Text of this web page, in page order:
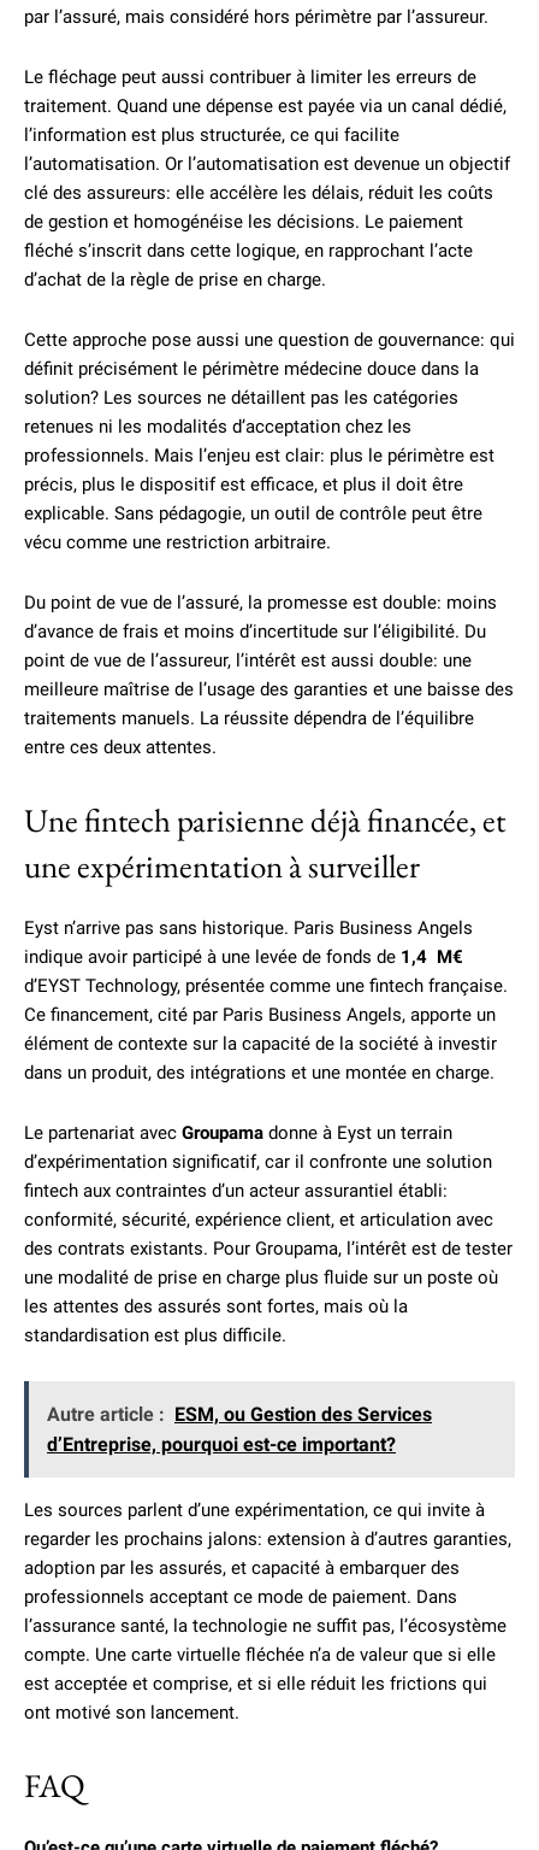
par l’assuré, mais considéré hors périmètre par l’assureur.
Le fléchage peut aussi contribuer à limiter les erreurs de
traitement. Quand une dépense est payée via un canal dédié,
l’information est plus structurée, ce qui facilite
l’automatisation. Or l’automatisation est devenue un objectif
clé des assureurs: elle accélère les délais, réduit les coûts
de gestion et homogénéise les décisions. Le paiement
fléché s’inscrit dans cette logique, en rapprochant l’acte
d’achat de la règle de prise en charge.
Cette approche pose aussi une question de gouvernance: qui
définit précisément le périmètre médecine douce dans la
solution? Les sources ne détaillent pas les catégories
retenues ni les modalités d’acceptation chez les
professionnels. Mais l’enjeu est clair: plus le périmètre est
précis, plus le dispositif est efficace, et plus il doit être
explicable. Sans pédagogie, un outil de contrôle peut être
vécu comme une restriction arbitraire.
Du point de vue de l’assuré, la promesse est double: moins
d’avance de frais et moins d’incertitude sur l’éligibilité. Du
point de vue de l’assureur, l’intérêt est aussi double: une
meilleure maîtrise de l’usage des garanties et une baisse des
traitements manuels. La réussite dépendra de l’équilibre
entre ces deux attentes.
Une fintech parisienne déjà financée, et
une expérimentation à surveiller
Eyst n’arrive pas sans historique. Paris Business Angels
indique avoir participé à une levée de fonds de 1,4 M€
d’EYST Technology, présentée comme une fintech française.
Ce financement, cité par Paris Business Angels, apporte un
élément de contexte sur la capacité de la société à investir
dans un produit, des intégrations et une montée en charge.
Le partenariat avec Groupama donne à Eyst un terrain
d’expérimentation significatif, car il confronte une solution
fintech aux contraintes d’un acteur assurantiel établi:
conformité, sécurité, expérience client, et articulation avec
des contrats existants. Pour Groupama, l’intérêt est de tester
une modalité de prise en charge plus fluide sur un poste où
les attentes des assurés sont fortes, mais où la
standardisation est plus difficile.
Autre article : ESM, ou Gestion des Services
d’Entreprise, pourquoi est-ce important?
Les sources parlent d’une expérimentation, ce qui invite à
regarder les prochains jalons: extension à d’autres garanties,
adoption par les assurés, et capacité à embarquer des
professionnels acceptant ce mode de paiement. Dans
l’assurance santé, la technologie ne suffit pas, l’écosystème
compte. Une carte virtuelle fléchée n’a de valeur que si elle
est acceptée et comprise, et si elle réduit les frictions qui
ont motivé son lancement.
FAQ